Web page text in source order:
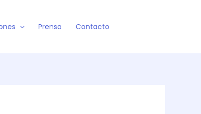
Prensa Contacto